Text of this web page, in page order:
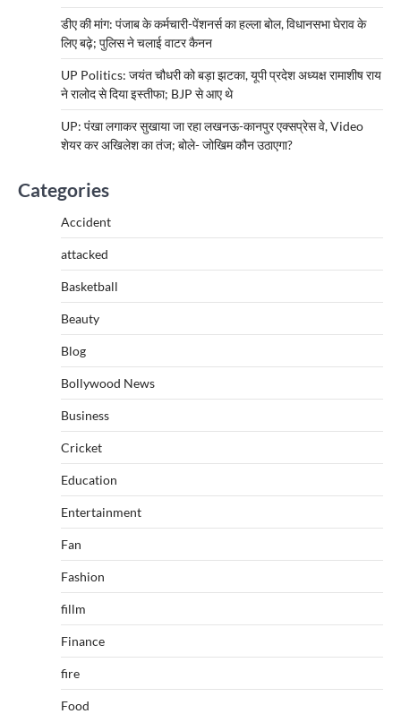
डीए की मांग: पंजाब के कर्मचारी-पेंशनर्स का हल्ला बोल, विधानसभा घेराव के
लिए बढ़े; पुलिस ने चलाई वाटर कैनन
UP Politics: जयंत चौधरी को बड़ा झटका, यूपी प्रदेश अध्यक्ष रामाशीष राय
ने रालोद से दिया इस्तीफा; BJP से आए थे
UP: पंखा लगाकर सुखाया जा रहा लखनऊ-कानपुर एक्सप्रेस वे, Video
शेयर कर अखिलेश का तंज; बोले- जोखिम कौन उठाएगा?
Categories
Accident
attacked
Basketball
Beauty
Blog
Bollywood News
Business
Cricket
Education
Entertainment
Fan
Fashion
fillm
Finance
fire
Food